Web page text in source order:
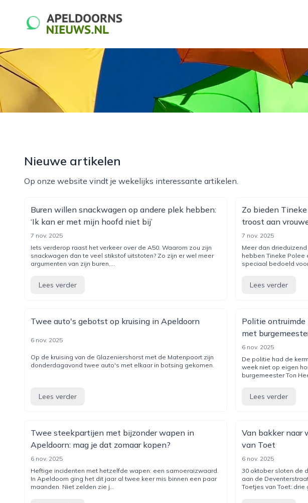
apeldoornsnieuws.nl
Nieuwe artikelen
Op onze website vindt je wekelijks interessante artikelen.
Buren willen snackwagen op andere plek hebben:
‘Ik kan er met mijn hoofd niet bij’
7 nov. 2025
Iets verderop raast het verkeer over de A50. Waarom zou zijn
snackwagen dan te veel stikstof uitstoten? Zo zijn er wel meer
argumenten van zijn buren,...
Lees verder
Zo bieden
troost aan
7 nov. 2025
Meer dan
hebben Tineke Polee
speciaal bedoeld
Lees verder
Twee auto's gebotst op kruising in Apeldoorn
6 nov. 2025
Op de kruising van de Glazeniershorst met de Matenpoort zijn
donderdagavond twee auto's met elkaar in botsing gekomen.
Lees verder
Politie ontruimde
met
6 nov. 2025
De politie had de
week niet op eigen
burgemeester Ton
Lees verder
Twee steekpartijen met bijzonder wapen in
Apeldoorn: mag je dat zomaar kopen?
6 nov. 2025
Heftige incidenten met hetzelfde wapen: een samoeraizwaard.
In Apeldoorn ging het dit jaar al twee keer mis binnen een paar
maanden. Niet zelden zie j...
Van bakker naar
van Toet
6 nov. 2025
30 oktober sloten de
aan de
Toetjes van Toet: drie